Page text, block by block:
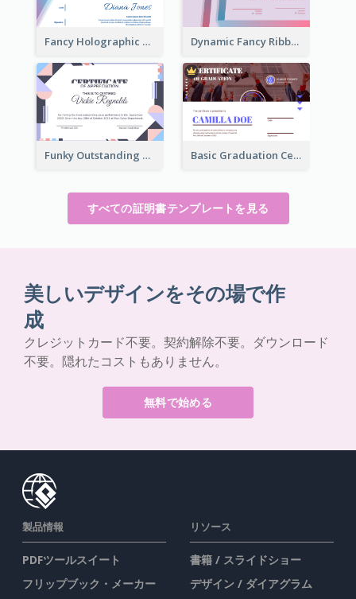
Fancy Holographic Certificate Design Ideas Dynamic Fancy Ribbon Certificate Design Ideas
Funky Outstanding Shapes Certificate Design Template Ideas Basic Graduation Certificate With Campus Photo Design
すべての証明書テンプレートを見る
美しいデザインをその場で作
成
クレジットカード不要。契約解除不要。ダウンロード
不要。隠れたコストもありません。
無料で始める
製品情報
PDFツールスイート
フリップブック・メーカー
リソース
書籍 / スライドショー
デザイン / ダイアグラム